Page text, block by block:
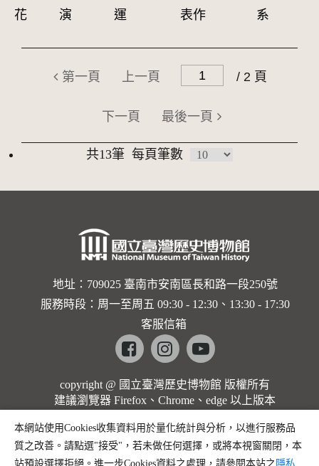
花
演
運
表作
系
第一頁 上一頁 / 2 頁
下一頁 最後一頁
共13筆 每頁筆數
地址：709025 臺南市安南區長和路一段250號
服務時段：周一至周五 09:30 - 12:30、13:30 - 17:30
客服信箱
Facebookinstagramyoutube
copyright @ 國立臺灣歷史博物館 版權所有
建議瀏覽器 Firefox、Chrome、edge 以上版本
本網站使用Cookies收集資料用於量化統計與分析，以進行服務品
質之改善。請點選"接受"，若未做任何選擇，或將本視窗關閉，本
站預設選擇拒絕。進一步Cookies資料之處理，請參閱本站之 隱私